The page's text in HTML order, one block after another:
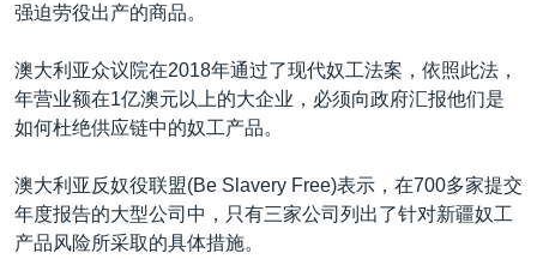
强迫劳役出产的商品。
澳大利亚众议院在2018年通过了现代奴工法案，依照此法，
年营业额在1亿澳元以上的大企业，必须向政府汇报他们是
如何杜绝供应链中的奴工产品。
澳大利亚反奴役联盟(Be Slavery Free)表示，在700多家提交
年度报告的大型公司中，只有三家公司列出了针对新疆奴工
产品风险所采取的具体措施。